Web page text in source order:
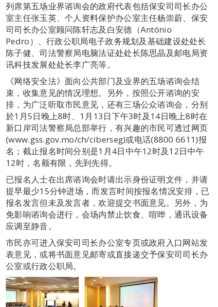
列席第五场业界谘询会的政府代表包括保安司司长办公
室主任张玉英、个人资料保护办公室主任杨崇蔚、保安
司司长办公室顾问陈轩志及白安德（António
Pedro）、行政公职局电子政务规划及基础建设处处长
陈子健、司法警察局电脑法证处处长陈思晶及邮电局资
讯科技发展处处长李广亮等。
《网络安全法》面向公共部门及业界的五场谘询会结
束，收集意见的情况理想。另外，按照公开谘询的安
排，为广泛听取市民意见，还有三场公众谘询会，分别
於1月5日晚上8时、1月13日下午3时及14日晚上8时在
新口岸司法警察局总部举行，有兴趣的市民可透过网页
(www.gss.gov.mo/ch/ciberseg)或电话(8800 6611)报
名；截止报名时间分别是1月4日中午12时及12日中午
12时，名额有限，先到先得。
已报名人士在出席谘询会时请出示身份证明文件，并请
提早最少15分钟进场，而发言时间按报名情况安排，已
报名发言但未及发言者，欢迎提交书面意见。另外，为
免影响谘询会进行，会场内禁止饮食、喧哗，通讯设备
应调至静音。
市民亦可进入保安司司长办公室专页或政府入口网站发
表意见，或将书面意见邮寄或直接递交予保安司司长办
公室或行政公职局。